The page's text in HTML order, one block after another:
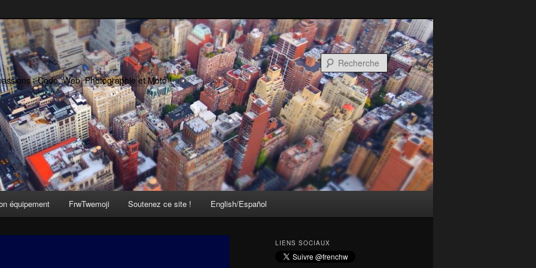
: Code, Web, Photographie et Moto !
Recherche
équipement FrwTwemoji Soutenez ce site ! English/Español
LIENS SOCIAUX